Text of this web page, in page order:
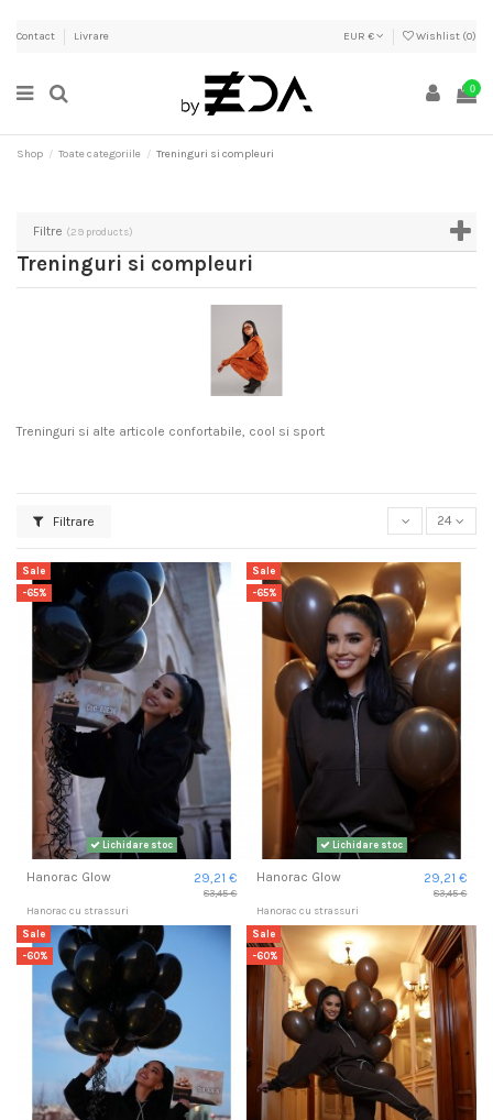
Contact Livrare EUR € Wishlist (0)
0
Shop Toate categoriile Treninguri si compleuri
Filtre (29 products)
Treninguri si compleuri
Treninguri si alte articole confortabile, cool si sport
Filtrare 24
Sale
-65%
Lichidare stoc
Hanorac Glow 29,21 €
83,45 €
Hanorac cu strassuri
Sale
-65%
Lichidare stoc
Hanorac Glow 29,21 €
83,45 €
Hanorac cu strassuri
Sale
-60%
Sale
-60%